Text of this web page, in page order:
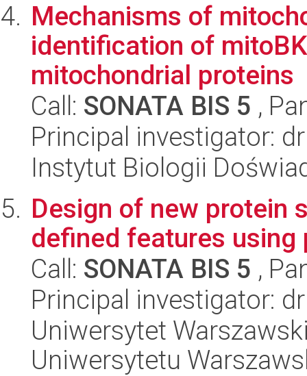
Mechanisms of
identification of
mitochondrial proteins
Call: SONATA BIS 5 ,
Principal investigator:
Instytut Biologii
Design of new protein
defined features
Call: SONATA BIS 5 ,
Principal investigator:
Uniwersytet
Uniwersytetu